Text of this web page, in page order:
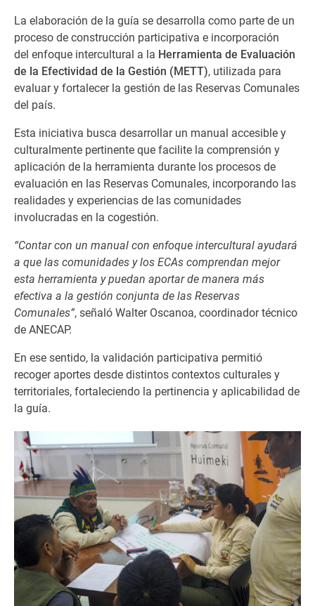
La elaboración de la guía se desarrolla como parte de un
proceso de construcción participativa e incorporación
del enfoque intercultural a la Herramienta de Evaluación
de la Efectividad de la Gestión (METT), utilizada para
evaluar y fortalecer la gestión de las Reservas Comunales
del país.
Esta iniciativa busca desarrollar un manual accesible y
culturalmente pertinente que facilite la comprensión y
aplicación de la herramienta durante los procesos de
evaluación en las Reservas Comunales, incorporando las
realidades y experiencias de las comunidades
involucradas en la cogestión.
“Contar con un manual con enfoque intercultural ayudará
a que las comunidades y los ECAs comprendan mejor
esta herramienta y puedan aportar de manera más
efectiva a la gestión conjunta de las Reservas
Comunales”, señaló Walter Oscanoa, coordinador técnico
de ANECAP.
En ese sentido, la validación participativa permitió
recoger aportes desde distintos contextos culturales y
territoriales, fortaleciendo la pertinencia y aplicabilidad de
la guía.